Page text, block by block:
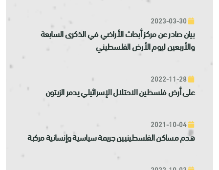
بيان صادر عن مركز أبحاث الأراضي في الذكرى السابعة
والأربعين ليوم الأرض الفلسطيني
على أرض فلسطين الاحتلال الإسرائيلي يدمر الزيتون
هدم مساكن الفلسطينيين جريمة سياسية وإنسانية مركبة